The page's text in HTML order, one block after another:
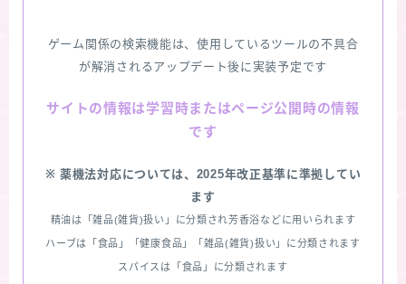
ゲーム関係の検索機能は、使用しているツールの不具合
が解消されるアップデート後に実装予定です
サイトの情報は学習時またはページ公開時の情報
です
※ 薬機法対応については、2025年改正基準に準拠してい
ます
精油は「雑品(雑貨)扱い」に分類され芳香浴などに用いられます
ハーブは「食品」「健康食品」「雑品(雑貨)扱い」に分類されます
スパイスは「食品」に分類されます